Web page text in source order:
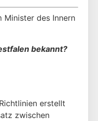
Minister des Innern
bekannt?
erstellt
zwischen